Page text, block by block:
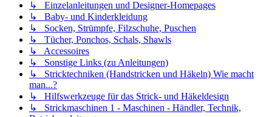
↳ Einzelanleitungen und Designer-Homepages
↳ Baby- und Kinderkleidung
↳ Socken, Strümpfe, Filzschuhe, Puschen
↳ Tücher, Ponchos, Schals, Shawls
↳ Accessoires
↳ Sonstige Links (zu Anleitungen)
↳ Stricktechniken (Handstricken und Häkeln) Wie macht
man...?
↳ Hilfswerkzeuge für das Strick- und Häkeldesign
↳ Strickmaschinen 1 - Maschinen - Händler, Technik,